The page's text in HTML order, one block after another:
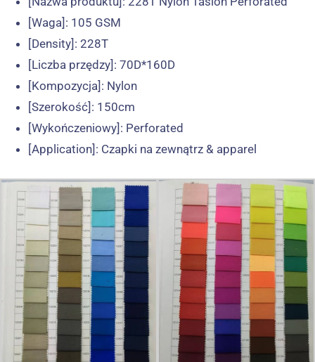
[Waga] : 105 GSM
[Density] : 228T
[Liczba przędzy] : 70D*160D
[Kompozycja] : Nylon
[Szerokość] : 150cm
[Wykończeniowy] : Perforated
[Application] : Czapki na zewnątrz & apparel